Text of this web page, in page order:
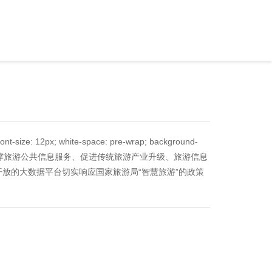
size: 12px; white-space: pre-wrap; background-
游公共信息服务、促进传统旅游产业升级、旅游信息
的大数据平台切实响应国家旅游局“智慧旅游”的政策